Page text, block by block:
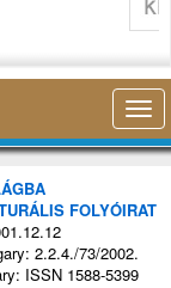
FOLYÓIRAT
2.2.4./73/2002.
ISSN 1588-5399